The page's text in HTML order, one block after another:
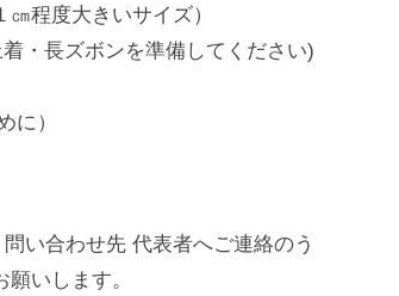
程度大きいサイズ）
・長ズボンを準備してください)
に）
い合わせ先 代表者へご連絡のう
いします。